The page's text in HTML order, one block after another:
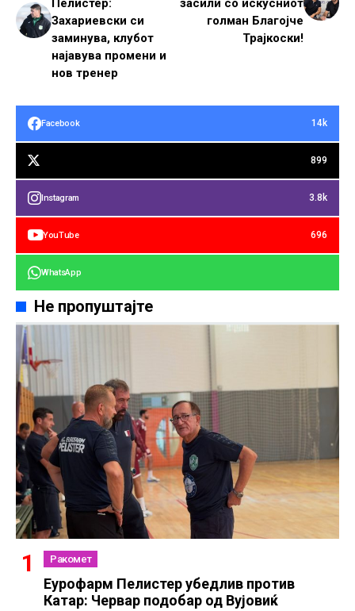
Пелистер:
Захариевски си
заминува, клубот
најавува промени и
нов тренер
засили со искусниот
голман Благојче
Трајкоски!
Facebook 14k
899
Instagram 3.8k
YouTube 696
WhatsApp
Не пропуштајте
Ракомет
Еурофарм Пелистер убедлив против
Катар: Червар подобар од Вујовиќ